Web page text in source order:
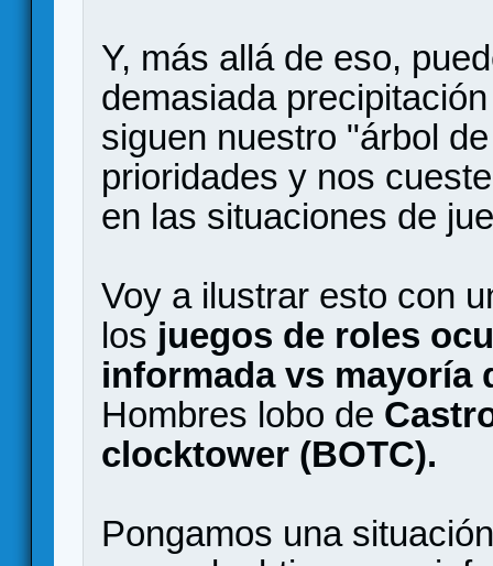
Y, más allá de eso,
demasiada
siguen nuestro "árbol
prioridades y nos
en las situaciones de
Voy a ilustrar esto con
los juegos de roles
informada vs mayoría
Hombres lobo de
clocktower (BOTC).
Pongamos una